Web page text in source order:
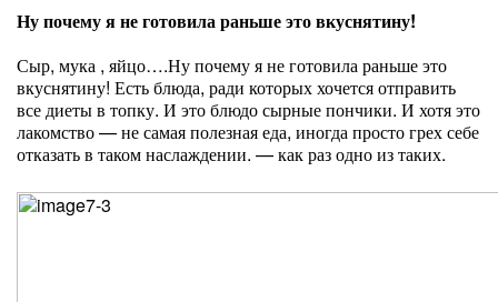
Ну почему я не готовила раньше это вкуснятину!
Сыр, мука , яйцо….Ну почему я не готовила раньше это
вкуснятину! Есть блюда, ради которых хочется отправить
все диеты в топку. И это блюдо сырные пончики. И хотя это
лакомство — не самая полезная еда, иногда просто грех себе
отказать в таком наслаждении. — как раз одно из таких.